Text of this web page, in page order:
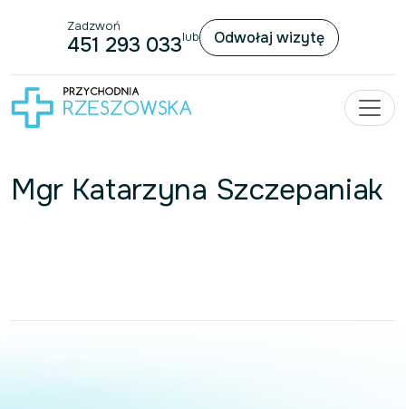
Przejdź do treści
Zadzwoń
451 293 033lub Odwołaj wizytę
Mgr Katarzyna Szczepaniak